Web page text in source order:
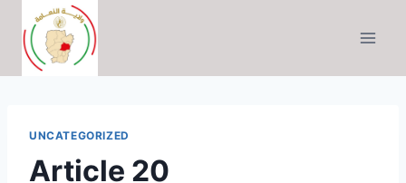
content
UNCATEGORIZED
Article 20